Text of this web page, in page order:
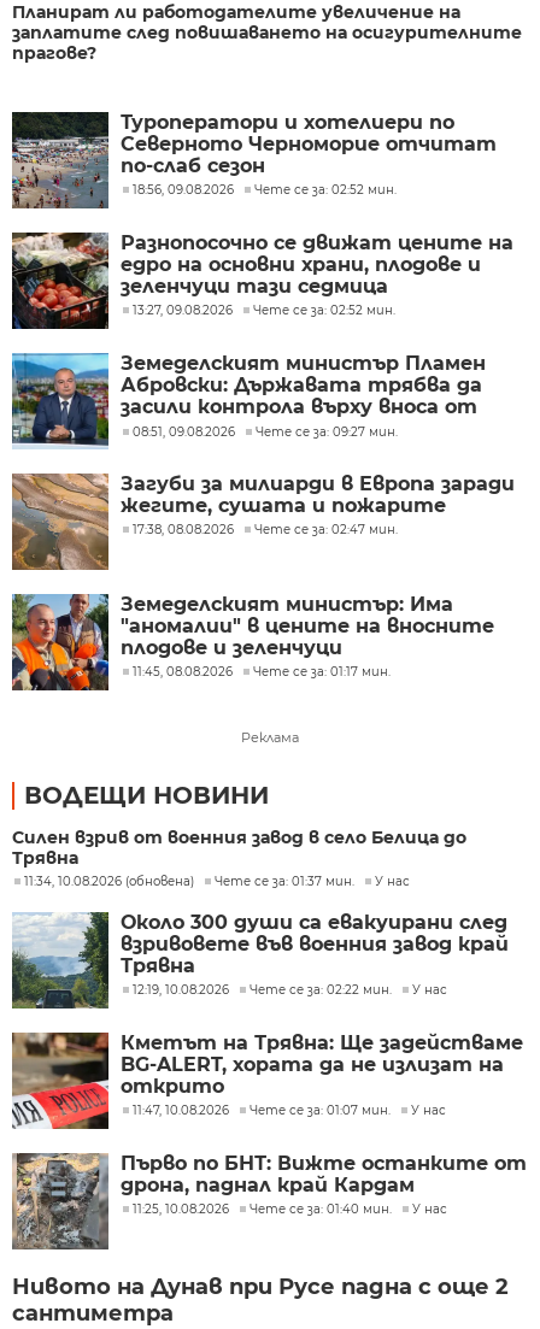
Планират ли работодателите увеличение на
заплатите след повишаването на осигурителните
прагове?
Туроператори и хотелиери по
Северното Черноморие отчитат
по-слаб сезон
18:56, 09.08.2026 Чете се за: 02:52 мин.
Разнопосочно се движат цените на
едро на основни храни, плодове и
зеленчуци тази седмица
13:27, 09.08.2026 Чете се за: 02:52 мин.
Земеделският министър Пламен
Абровски: Държавата трябва да
засили контрола върху вноса от
трети страни
08:51, 09.08.2026 Чете се за: 09:27 мин.
Загуби за милиарди в Европа заради
жегите, сушата и пожарите
17:38, 08.08.2026 Чете се за: 02:47 мин.
Земеделският министър: Има
"аномалии" в цените на вносните
плодове и зеленчуци
11:45, 08.08.2026 Чете се за: 01:17 мин.
Реклама
ВОДЕЩИ НОВИНИ
Силен взрив от военния завод в село Белица до
Трявна
11:34, 10.08.2026 (обновена) Чете се за: 01:37 мин. У нас
Около 300 души са евакуирани след
взривовете във военния завод край
Трявна
12:19, 10.08.2026 Чете се за: 02:22 мин. У нас
Кметът на Трявна: Ще задействаме
BG-ALERT, хората да не излизат на
открито
11:47, 10.08.2026 Чете се за: 01:07 мин. У нас
Първо по БНТ: Вижте останките от
дрона, паднал край Кардам
11:25, 10.08.2026 Чете се за: 01:40 мин. У нас
Нивото на Дунав при Русе падна с още 2
сантиметра